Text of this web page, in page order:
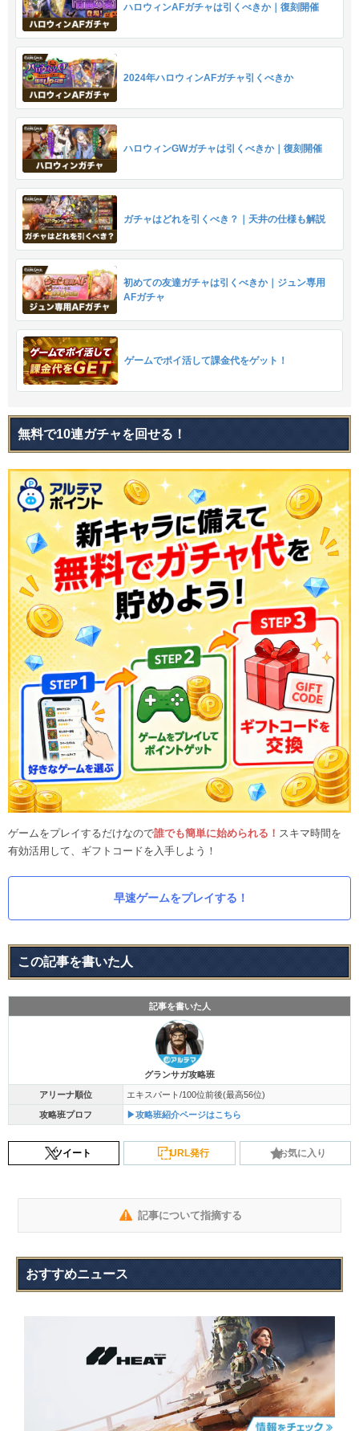
ハロウィンAFガチャは引くべきか｜復刻開催
2024年ハロウィンAFガチャ引くべきか
ハロウィンGWガチャは引くべきか｜復刻開催
ガチャはどれを引くべき？｜天井の仕様も解説
初めての友達ガチャは引くべきか｜ジュン専用
AFガチャ
ゲームでポイ活して課金代をゲット！
無料で10連ガチャを回せる！
ゲームをプレイするだけなので誰でも簡単に始められる！ スキマ時間を
有効活用して、ギフトコードを入手しよう！
早速ゲームをプレイする！
この記事を書いた人
記事を書いた人
グランサガ攻略班
アリーナ順位 エキスパート/100位前後(最高56位)
攻略班プロフ ▶攻略班紹介ページはこちら
ツイート URL発行 お気に入り
記事について指摘する
おすすめニュース